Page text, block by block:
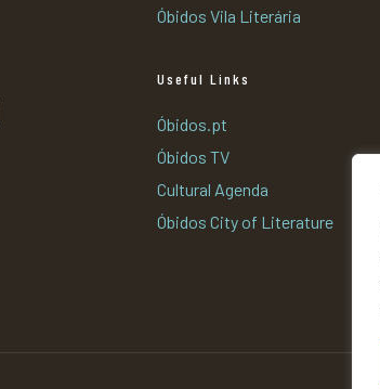
Óbidos Vila Literária
Useful Links
Óbidos.pt
Óbidos TV
Cultural Agenda
Óbidos City of Literature